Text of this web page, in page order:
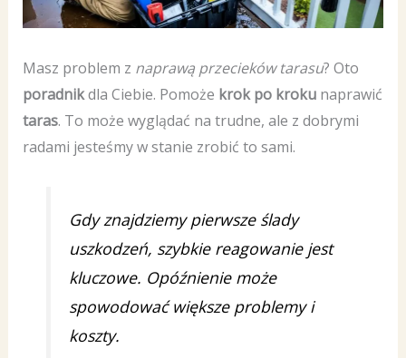
Masz problem z naprawą przecieków tarasu? Oto
poradnikdla Ciebie. Pomoże krok po krokunaprawić
taras. To może wyglądać na trudne, ale z dobrymi
radami jesteśmy w stanie zrobić to sami.
Gdy znajdziemy pierwsze ślady
uszkodzeń, szybkie reagowanie jest
kluczowe. Opóźnienie może
spowodować większe problemy i
koszty.